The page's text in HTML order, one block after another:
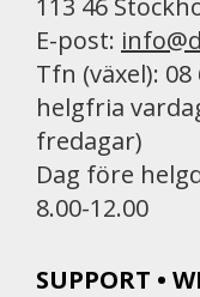
113 46
E-post:
Tfn (växel): 08
helgfria
fredagar)
Dag före
8.00-12.00
SUPPORT •